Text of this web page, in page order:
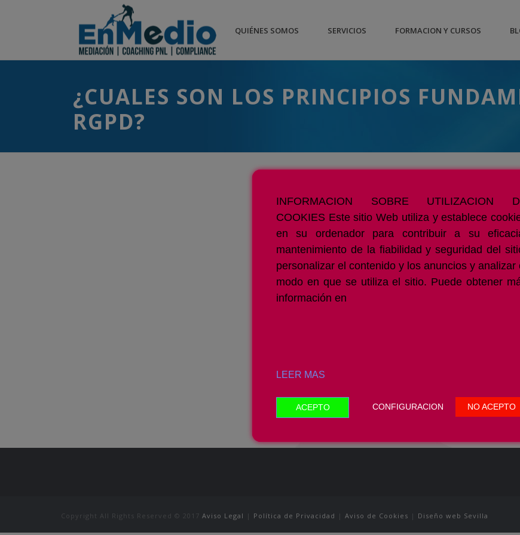
QUIÉNES SOMOS SERVICIOS FORMACION Y CURSOS
¿CUALES SON LOS PRINCIPIOS
RGPD?
Los datos personales deberán ser tratados
Principio de licitud.
Principio de lealtad y transparencia.
Principio de limitación de la finalidad.
Principio de minimización de datos.
Principio de exactitud.
Principio de limitación del plazo de
Estos principios van más allá de los
normativa, por ello, además de tener que ser
también deben servir para hallar soluciones
defecto de normativa aplicable.
Copyright All Rights Reserved © 2017 Aviso Legal | Política de Privacidad | Aviso de Cookies | Diseño web Sevilla
INFORMACION SOBRE UTILIZACION
COOKIES Este sitio Web utiliza y establece
en su ordenador para contribuir a su
mantenimiento de la fiabilidad y seguridad del
personalizar el contenido y los anuncios y analizar
modo en que se utiliza el sitio. Puede obtener
información en
LEER MAS
ACEPTO NO ACEPTO
CONFIGURACION